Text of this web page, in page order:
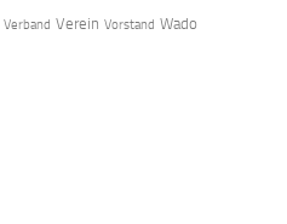
Verband Verein Vorstand Wado